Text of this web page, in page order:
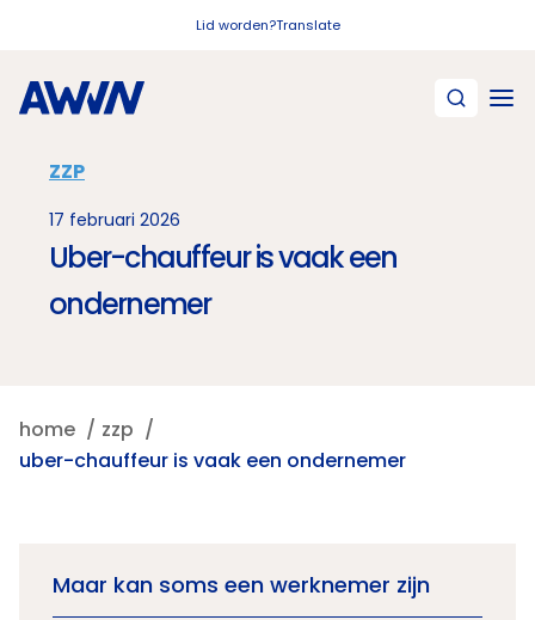
Lid worden?Translate
ZZP
17 februari 2026
Uber-chauffeur is vaak een
ondernemer
home
zzp
uber-chauffeur is vaak een ondernemer
Maar kan soms een werknemer zijn